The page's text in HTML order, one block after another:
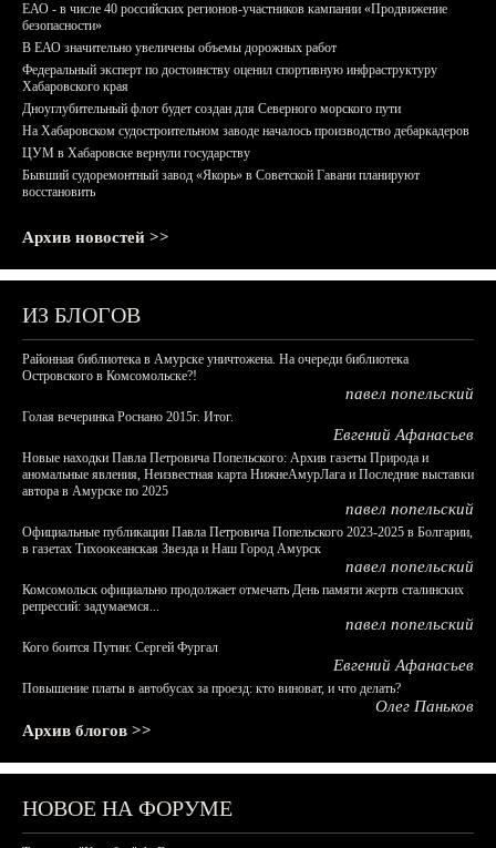
ЕАО - в числе 40 российских регионов-участников кампании «Продвижение
безопасности»
В ЕАО значительно увеличены объемы дорожных работ
Федеральный эксперт по достоинству оценил спортивную инфраструктуру
Хабаровского края
Дноуглубительный флот будет создан для Северного морского пути
На Хабаровском судостроительном заводе началось производство дебаркадеров
ЦУМ в Хабаровске вернули государству
Бывший судоремонтный завод «Якорь» в Советской Гавани планируют
восстановить
Архив новостей >>
ИЗ БЛОГОВ
Районная библиотека в Амурске уничтожена. На очереди библиотека
Островского в Комсомольске?!
павел попельский
Голая вечеринка Роснано 2015г. Итог.
Евгений Афанасьев
Новые находки Павла Петровича Попельского: Архив газеты Природа и
аномальные явления, Неизвестная карта НижнеАмурЛага и Последние выставки
автора в Амурске по 2025
павел попельский
Официальные публикации Павла Петровича Попельского 2023-2025 в Болгарии,
в газетах Тихоокеанская Звезда и Наш Город Амурск
павел попельский
Комсомольск официально продолжает отмечать День памяти жертв сталинских
репрессий: задумаемся...
павел попельский
Кого боится Путин: Сергей Фургал
Евгений Афанасьев
Повышение платы в автобусах за проезд: кто виноват, и что делать?
Олег Паньков
Архив блогов >>
НОВОЕ НА ФОРУМЕ